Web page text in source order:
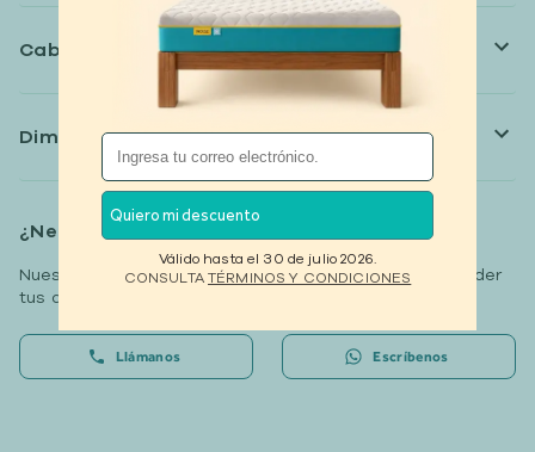
Cabecera adaptable
Dimensiones
¿Necesitas ayuda?
Nuestros especialistas están disponibles para responder
tus dudas.
Llámanos Escríbenos
Quiero mi descuento
Válido hasta el 30 de julio 2026.
CONSULTATÉRMINOS Y CONDICIONES